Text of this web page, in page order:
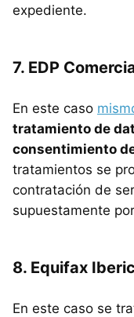
expediente.
7. EDP
En este caso
tratamiento de
consentimiento
tratamientos se
contratación de
supuestamente
8. Equifax
En este caso se